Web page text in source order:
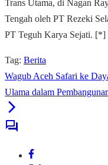
Trans Utama, di Nagan
Tengah oleh PT Rezeki
PT Teguh Karya Sejati. [*]
Tag: Berita
Wagub Aceh Safari ke
Ulama dalam